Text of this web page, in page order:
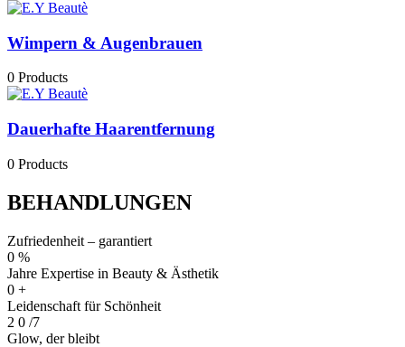
Wimpern & Augenbrauen
0 Products
Dauerhafte Haarentfernung
0 Products
BEHANDLUNGEN
Zufriedenheit – garantiert
0 %
Jahre Expertise in Beauty & Ästhetik
0 +
Leidenschaft für Schönheit
2 0 /7
Glow, der bleibt